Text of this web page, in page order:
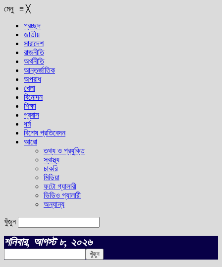
মেনু ≡ ╳
প্রচ্ছদ
জাতীয়
সারাদেশ
রাজনীতি
অর্থনীতি
আন্তর্জাতিক
অপরাধ
খেলা
বিনোদন
শিক্ষা
প্রবাস
ধর্ম
বিশেষ প্রতিবেদন
আরো
তথ্য ও প্রযুক্তি
স্বাস্থ্য
চাকরি
মিডিয়া
ফটো গ্যালারী
ভিডিও গ্যালারী
অন্যান্য
খুঁজুন
শনিবার, আগস্ট ৮, ২০২৬